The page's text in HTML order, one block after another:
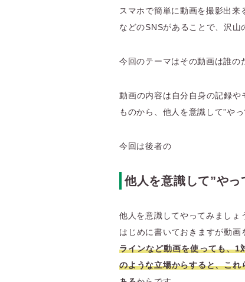
スマホで簡単に動画を撮影出
などのSNSがあることで、沢山
今回のテーマはその動画は誰の
動画の内容は自分自身の記録や
ものから、他人を意識して”や
今回は後者の
他人を意識して”や
他人を意識してやってみましょ
はじめに書いておきますが動
ラインなど動画を使っても、1
のような立場からすると、こ